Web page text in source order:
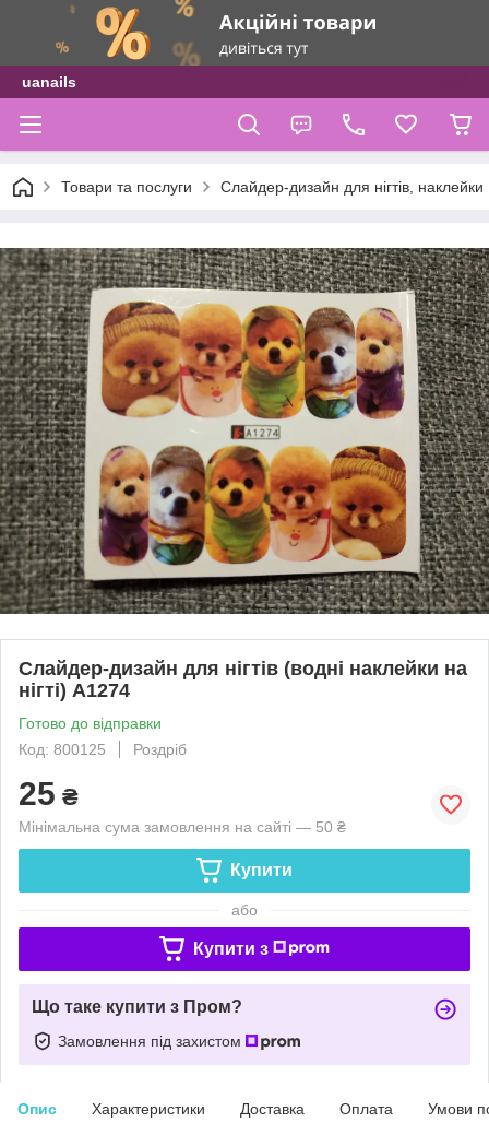
uanails
Товари та послуги Слайдер-дизайн для нігтів, наклейки
Слайдер-дизайн для нігтів (водні наклейки на
нігті) A1274
Готово до відправки
Код: 800125
Роздріб
25 ₴
Мінімальна сума замовлення на сайті — 50 ₴
Купити
або
Купити з
Що таке купити з Пром?
Замовлення під захистом
Опис Характеристики Доставка Оплата Умови